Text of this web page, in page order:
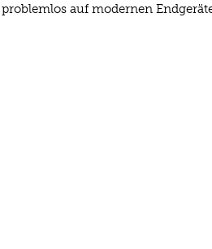
auf modernen